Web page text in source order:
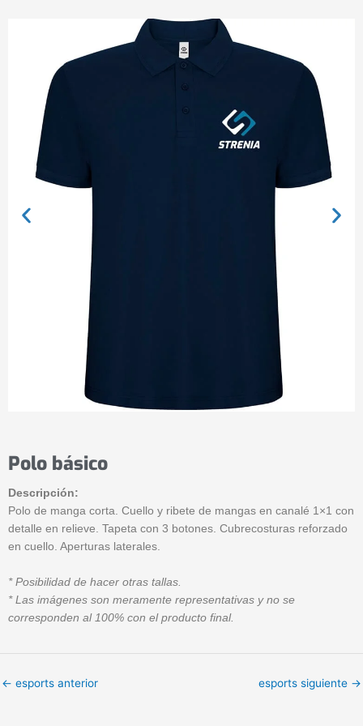
Polo básico
Descripción:
Polo de manga corta. Cuello y ribete de mangas en canalé 1×1 con
detalle en relieve. Tapeta con 3 botones. Cubrecosturas reforzado
en cuello. Aperturas laterales.
* Posibilidad de hacer otras tallas.
* Las imágenes son meramente representativas y no se
corresponden al 100% con el producto final.
← esports anterior esports siguiente →